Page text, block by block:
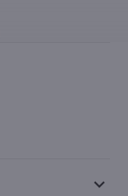
keyboard_arrow_down